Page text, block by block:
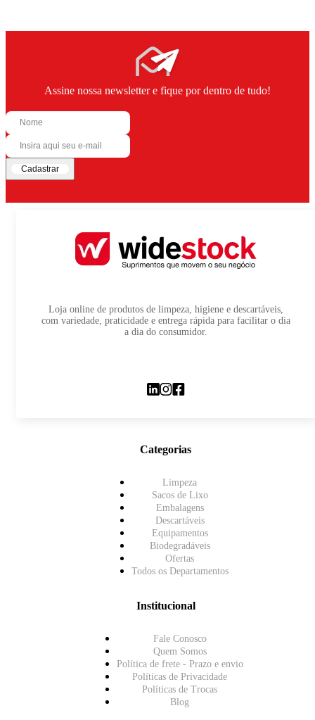
Assine nossa newsletter e fique por dentro de tudo!
Cadastrar
Loja online de produtos de limpeza, higiene e descartáveis,
com variedade, praticidade e entrega rápida para facilitar o dia
a dia do consumidor.
Categorias
Limpeza
Sacos de Lixo
Embalagens
Descartáveis
Equipamentos
Biodegradáveis
Ofertas
Todos os Departamentos
Institucional
Fale Conosco
Quem Somos
Política de frete - Prazo e envio
Políticas de Privacidade
Políticas de Trocas
Blog